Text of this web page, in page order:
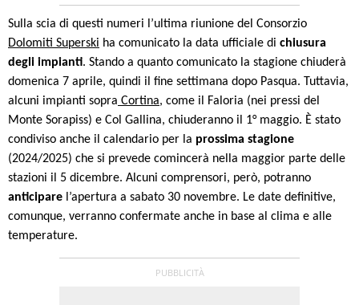
Sulla scia di questi numeri l’ultima riunione del Consorzio
Dolomiti Superski ha comunicato la data ufficiale di chiusura
degli impianti. Stando a quanto comunicato la stagione chiuderà
domenica 7 aprile, quindi il fine settimana dopo Pasqua. Tuttavia,
alcuni impianti sopra Cortina, come il Faloria (nei pressi del
Monte Sorapiss) e Col Gallina, chiuderanno il 1° maggio. È stato
condiviso anche il calendario per la prossima stagione
(2024/2025) che si prevede comincerà nella maggior parte delle
stazioni il 5 dicembre. Alcuni comprensori, però, potranno
anticipare l’apertura a sabato 30 novembre. Le date definitive,
comunque, verranno confermate anche in base al clima e alle
temperature.